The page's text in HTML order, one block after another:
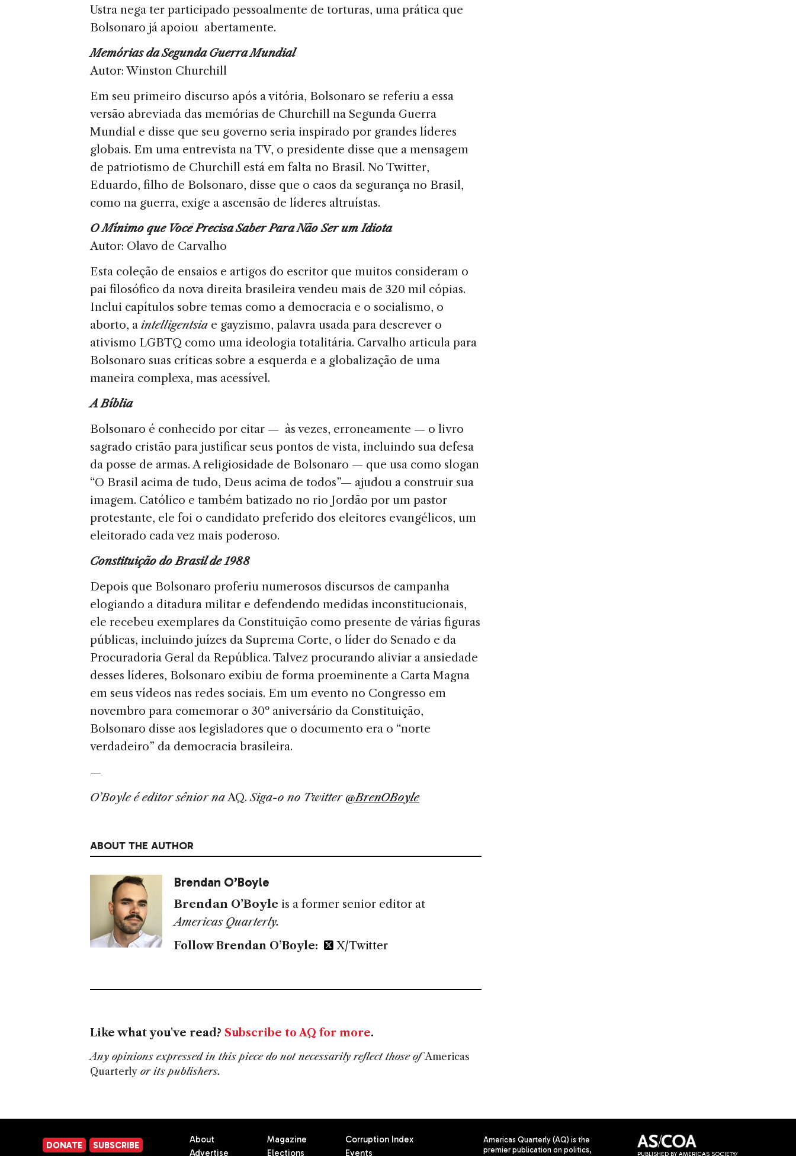
Ustra nega ter participado pessoalmente de torturas, uma prática que
Bolsonaro já apoiou abertamente.
Memórias da Segunda Guerra Mundial
Autor: Winston Churchill
Em seu primeiro discurso após a vitória, Bolsonaro se referiu a essa
versão abreviada das memórias de Churchill na Segunda Guerra
Mundial e disse que seu governo seria inspirado por grandes líderes
globais. Em uma entrevista na TV, o presidente disse que a mensagem
de patriotismo de Churchill está em falta no Brasil. No Twitter,
Eduardo, filho de Bolsonaro, disse que o caos da segurança no Brasil,
como na guerra, exige a ascensão de líderes altruístas.
O Mínimo que Você Precisa Saber Para Não Ser um Idiota
Autor: Olavo de Carvalho
Esta coleção de ensaios e artigos do escritor que muitos consideram o
pai filosófico da nova direita brasileira vendeu mais de 320 mil cópias.
Inclui capítulos sobre temas como a democracia e o socialismo, o
aborto, a intelligentsia e gayzismo, palavra usada para descrever o
ativismo LGBTQ como uma ideologia totalitária. Carvalho articula para
Bolsonaro suas críticas sobre a esquerda e a globalização de uma
maneira complexa, mas acessível.
A Bíblia
Bolsonaro é conhecido por citar — às vezes, erroneamente — o livro
sagrado cristão para justificar seus pontos de vista, incluindo sua defesa
da posse de armas. A religiosidade de Bolsonaro — que usa como slogan
“O Brasil acima de tudo, Deus acima de todos”— ajudou a construir sua
imagem. Católico e também batizado no rio Jordão por um pastor
protestante, ele foi o candidato preferido dos eleitores evangélicos, um
eleitorado cada vez mais poderoso.
Constituição do Brasil de 1988
Depois que Bolsonaro proferiu numerosos discursos de campanha
elogiando a ditadura militar e defendendo medidas inconstitucionais,
ele recebeu exemplares da Constituição como presente de várias figuras
públicas, incluindo juízes da Suprema Corte, o líder do Senado e da
Procuradoria Geral da República. Talvez procurando aliviar a ansiedade
desses líderes, Bolsonaro exibiu de forma proeminente a Carta Magna
em seus vídeos nas redes sociais. Em um evento no Congresso em
novembro para comemorar o 30º aniversário da Constituição,
Bolsonaro disse aos legisladores que o documento era o “norte
verdadeiro” da democracia brasileira.
—
O’Boyle é editor sênior naAQ.Siga-o no Twitter@BrenOBoyle
ABOUT THE AUTHOR
Brendan O’Boyle
Brendan O’Boyle is a former senior editor at
Americas Quarterly.
Follow Brendan O’Boyle: X/Twitter
Like what you've read? Subscribe to AQ for more.
Any opinions expressed in this piece do not necessarily reflect those ofAmericas
Quarterly or its publishers.
DONATE SUBSCRIBE
About
Advertise
Magazine
Elections
Corruption Index
Events
Americas Quarterly (AQ) is the
premier publication on politics,
PUBLISHED BY AMERICAS SOCIETY/